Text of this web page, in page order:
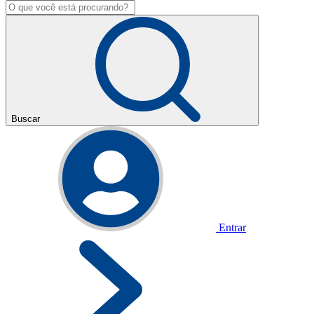
Buscar
Entrar